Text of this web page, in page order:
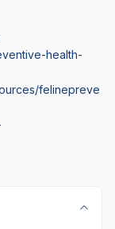
health-
felinepreve